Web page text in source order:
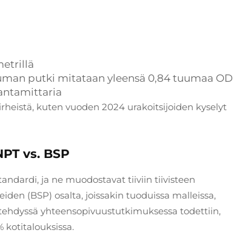
putki mitataan yleensä 0,84 tuumaa OD
kuten vuoden 2024 urakoitsijoiden kyselyt
vs. BSP
ja ne muodostavat tiiviin tiivisteen
(BSP) osalta, joissakin tuoduissa malleissa,
yhteensopivuustutkimuksessa todettiin,
kotitalouksissa.